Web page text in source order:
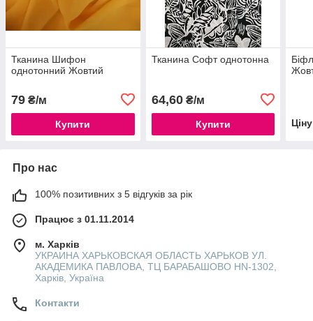
Тканина Шифон
однотонний Жовтий
79 ₴/м
Купити
Тканина Софт однотонна
64,60₴/м
Купити
Про нас
100% позитивних з 5 відгуків за рік
Працює з 01.11.2014
м. Харків
УКРАИНА ХАРЬКОВСКАЯ ОБЛАСТЬ ХАРЬКОВ УЛ.
АКАДЕМИКА ПАВЛОВА, ТЦ БАРАБАШОВО HN-1302,
Харків, Україна
Контакти